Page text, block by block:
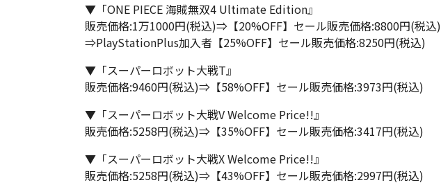
▼「ONE PIECE 海賊無双4 Ultimate Edition』
販売価格:1万1000円(税込)⇒【20%OFF】セール販売価格:8800円(税込)
⇒PlayStationPlus加入者【25%OFF】セール販売価格:8250円(税込)
▼「スーパーロボット大戦T』
販売価格:9460円(税込)⇒【58%OFF】セール販売価格:3973円(税込)
▼「スーパーロボット大戦V Welcome Price!!』
販売価格:5258円(税込)⇒【35%OFF】セール販売価格:3417円(税込)
▼「スーパーロボット大戦X Welcome Price!!』
販売価格:5258円(税込)⇒【43%OFF】セール販売価格:2997円(税込)